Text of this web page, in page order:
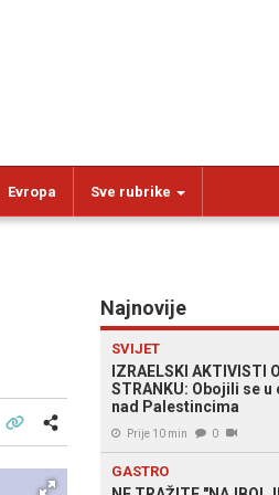
Evropa Sve rubrike
Najnovije
SVIJET
IZRAELSKI AKTIVISTI
STRANKU: Obojili se
nad Palestincima
Prije 10 min 0
GASTRO